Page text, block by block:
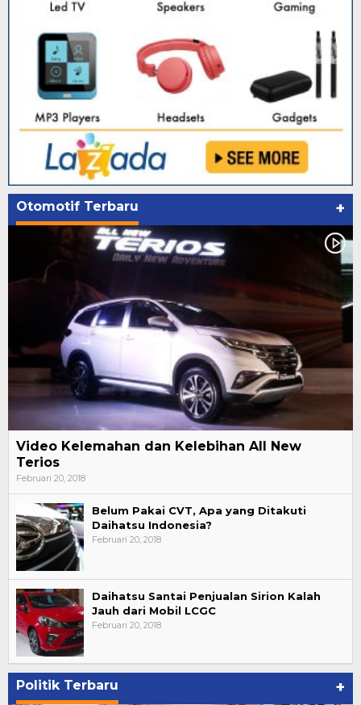
Otomotif Terbaru +
Video Kelemahan dan Kelebihan All New
Terios
Februari 20, 2018
Belum Pakai CVT, Apa yang Ditakuti
Daihatsu Indonesia?
Februari 20, 2018
Daihatsu Santai Penjualan Sirion Kalah
Jauh dari Mobil LCGC
Februari 20, 2018
Politik Terbaru +